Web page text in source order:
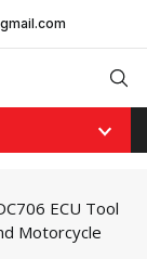
ECU Tool
Motorcycle